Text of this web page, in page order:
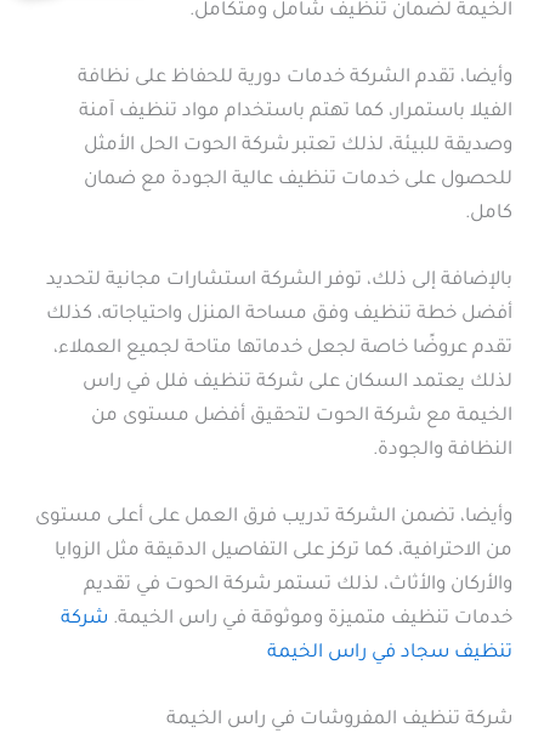
الخيمة لضمان تنظيف شامل ومتكامل.
وأيضا، تقدم الشركة خدمات دورية للحفاظ على نظافة
الفيلا باستمرار، كما تهتم باستخدام مواد تنظيف آمنة
وصديقة للبيئة، لذلك تعتبر شركة الحوت الحل الأمثل
للحصول على خدمات تنظيف عالية الجودة مع ضمان
كامل.
بالإضافة إلى ذلك، توفر الشركة استشارات مجانية لتحديد
أفضل خطة تنظيف وفق مساحة المنزل واحتياجاته، كذلك
تقدم عروضًا خاصة لجعل خدماتها متاحة لجميع العملاء،
لذلك يعتمد السكان على شركة تنظيف فلل في راس
الخيمة مع شركة الحوت لتحقيق أفضل مستوى من
النظافة والجودة.
وأيضا، تضمن الشركة تدريب فرق العمل على أعلى مستوى
من الاحترافية، كما تركز على التفاصيل الدقيقة مثل الزوايا
والأركان والأثاث، لذلك تستمر شركة الحوت في تقديم
خدمات تنظيف متميزة وموثوقة في راس الخيمة. شركة
تنظيف سجاد في راس الخيمة
شركة تنظيف المفروشات في راس الخيمة